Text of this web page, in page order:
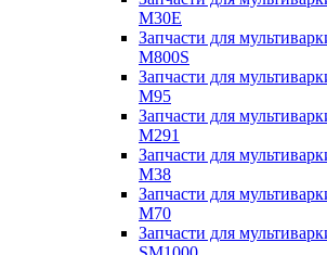
M30E
Запчасти для
M800S
Запчасти для
M95
Запчасти для
M291
Запчасти для
M38
Запчасти для
M70
Запчасти для